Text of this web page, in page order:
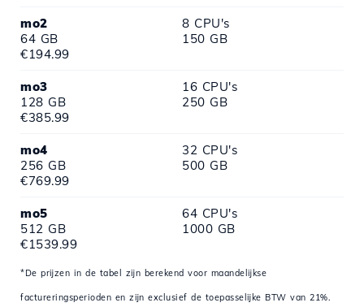
mo2
8 CPU's
64 GB
150 GB
€194.99
mo3
16 CPU's
128 GB
250 GB
€385.99
mo4
32 CPU's
256 GB
500 GB
€769.99
mo5
64 CPU's
512 GB
1000 GB
€1539.99
*De prijzen in de tabel zijn berekend voor maandelijkse
factureringsperioden en zijn exclusief de toepasselijke BTW van 21%.